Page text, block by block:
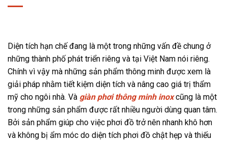
Diện tích hạn chế đang là một trong những vấn đề chung ở
những thành phố phát triển riêng và tại Việt Nam nói riêng.
Chính vì vậy mà những sản phẩm thông minh được xem là
giải pháp nhằm tiết kiệm diện tích và nâng cao giá trị thẩm
mỹ cho ngôi nhà. Và giàn phơi thông minh inoxcũng là một
trong những sản phẩm được rất nhiều người dùng quan tâm.
Bởi sản phẩm giúp cho việc phơi đồ trở nên nhanh khô hơn
và không bị ẩm móc do diện tích phơi đồ chật hẹp và thiếu